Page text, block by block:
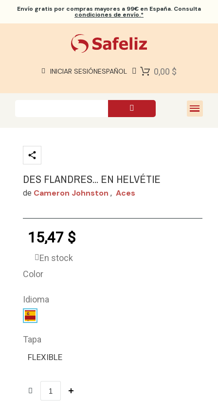
Envío gratis por compras mayores a 99€ en España. Consulta
condiciones de envío.*
INICIAR SESIÓNESPAÑOL 0,00 $
DES FLANDRES... EN HELVÉTIE
de Cameron Johnston , Aces
15,47 $
En stock
Color
Idioma
Tapa
FLEXIBLE